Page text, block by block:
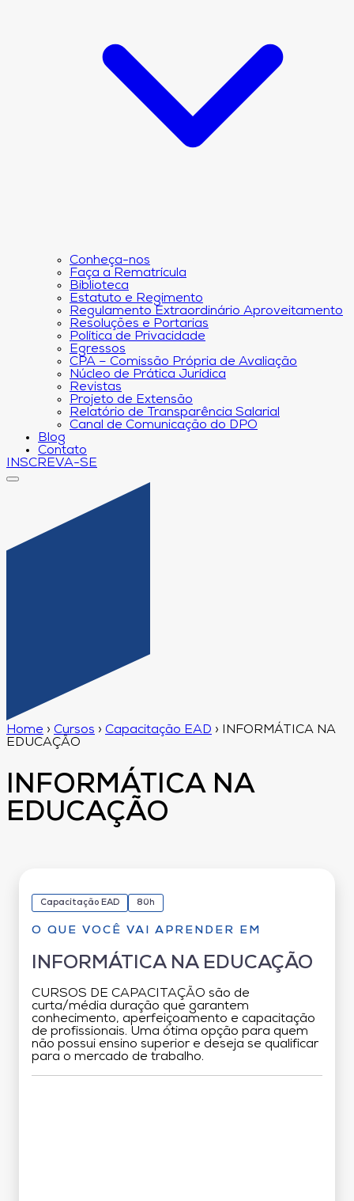
Conheça-nos
Faça a Rematrícula
Biblioteca
Estatuto e Regimento
Regulamento Extraordinário Aproveitamento
Resoluções e Portarias
Política de Privacidade
Egressos
CPA – Comissão Própria de Avaliação
Núcleo de Prática Jurídica
Revistas
Projeto de Extensão
Relatório de Transparência Salarial
Canal de Comunicação do DPO
Blog
Contato
INSCREVA-SE
Home › Cursos › Capacitação EAD ›
INFORMÁTICA NA
EDUCAÇÃO
INFORMÁTICA NA
EDUCAÇÃO
Capacitação EAD 80h
O QUE VOCÊ VAI APRENDER EM
INFORMÁTICA NA EDUCAÇÃO
CURSOS DE CAPACITAÇÃO são de
curta/média duração que garantem
conhecimento, aperfeiçoamento e capacitação
de profissionais. Uma ótima opção para quem
não possui ensino superior e deseja se qualificar
para o mercado de trabalho.